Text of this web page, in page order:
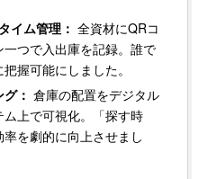
イム管理： 全資材にQRコ
つで入出庫を記録。誰で
握可能にしました。
： 倉庫の配置をデジタル
上で可視化。「探す時
を劇的に向上させまし